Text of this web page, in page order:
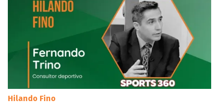
Hilando Fino